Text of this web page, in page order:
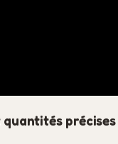
précises